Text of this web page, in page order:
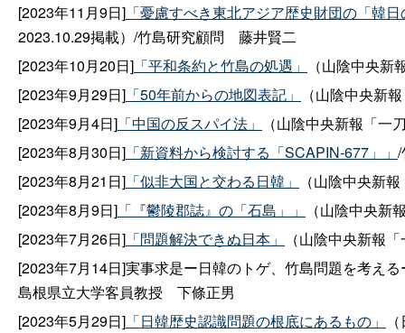
[2023年11月9日] 「憂慮すべき東北アジア歴史財団の「韓
2023.10.29掲載）/竹島研究顧問 藤井賢二
[2023年10月20日] 「平和条約と竹島の処遇」
（山陰中央
[2023年9月29日] 「50年前からの地図表記」
（山陰中央新
[2023年9月4日] 「中国の反スパイ法」
（山陰中央新報「一
[2023年8月30日] 「新資料から検討する「SCAPIN-677」」 /
[2023年8月21日] 「似非大国と交わる日韓」
（山陰中央新
[2023年8月9日] 「『鬱陵郡誌』の「石島」」
（山陰中央新
[2023年7月26日] 「問題解決できぬ日本」
（山陰中央新報
[2023年7月14日]実事求是ー日韓のトゲ、竹島問題を考える
島根県立大学客員教授 下條正男
[2023年5月29日] 「日韓歴史認識問題の根底にあるもの」